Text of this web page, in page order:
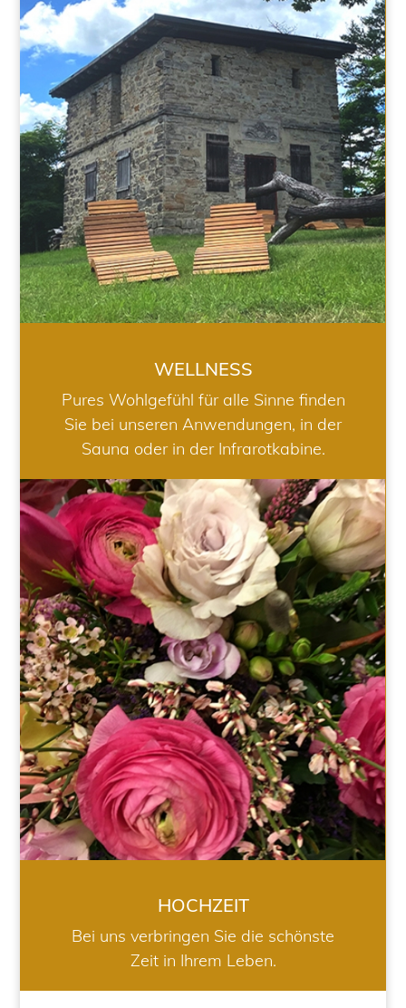
WELLNESS
WELLNESS
Pures Wohlgefühl für alle Sinne finden
Sie bei unseren Anwendungen, in der
Sauna oder in der Infrarotkabine.
HOCHZEIT
HOCHZEIT
Bei uns verbringen Sie die schönste
Zeit in Ihrem Leben.